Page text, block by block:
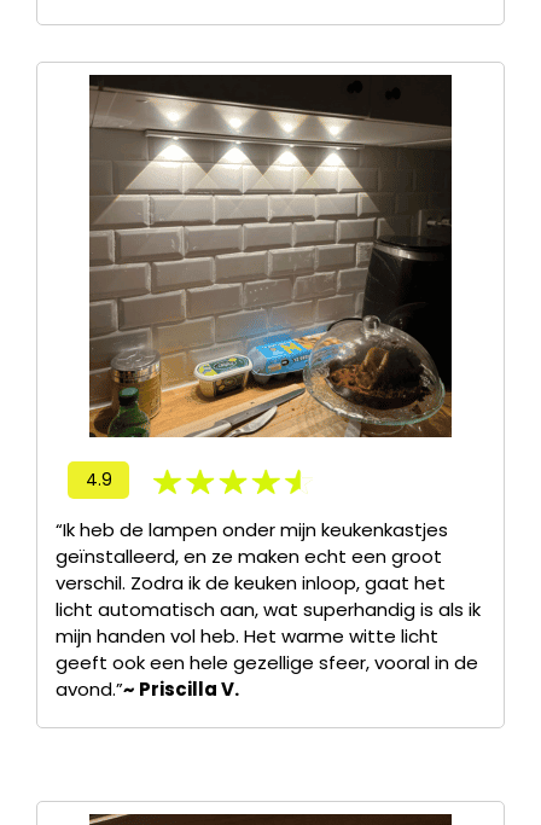
4.9
“Ik heb de lampen onder mijn keukenkastjes
geïnstalleerd, en ze maken echt een groot
verschil. Zodra ik de keuken inloop, gaat het
licht automatisch aan, wat superhandig is als ik
mijn handen vol heb. Het warme witte licht
geeft ook een hele gezellige sfeer, vooral in de
avond.”~ Priscilla V.